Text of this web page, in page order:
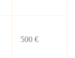
500 €